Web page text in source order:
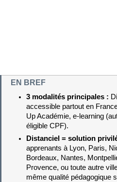
EN BREF
3 modalités principales :
accessible partout en
Up Académie, e-learning
éligible CPF).
Distanciel = solution
apprenants à Lyon, Paris,
Bordeaux, Nantes,
Provence, ou toute autre
même qualité pédagogique